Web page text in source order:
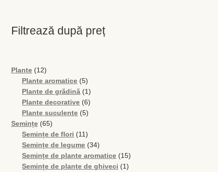
Filtrează după preț
Plante 1212
produse
Plante aromatice 55
produse
Plante de grădină 11
produs
Plante decorative 66
produse
Plante suculente 55
Semințe 6565
de
produse
Semințe de flori 1111
produse
Semințe de legume 3434
de
produse
Semințe de plante aromatice 1515
produse
Semințe de plante de ghiveci 11